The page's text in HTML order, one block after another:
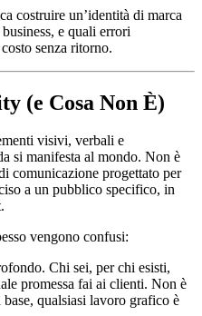
costruire un’identità di marca
e quali errori
senza ritorno.
(e Cosa Non È)
visivi, verbali e
si manifesta al mondo. Non è
comunicazione progettato per
a un pubblico specifico, in
vengono confusi:
Chi sei, per chi esisti,
promessa fai ai clienti. Non è
qualsiasi lavoro grafico è